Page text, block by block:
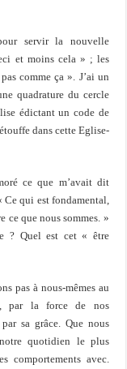
servir la nouvelle
et moins cela » ; les
comme ça ». J’ai un
quadrature du cercle
édictant un code de
dans cette Eglise-
ce que m’avait dit
qui est fondamental,
ce que nous sommes. »
? Quel est cet « être
pas à nous-mêmes au
par la force de nos
sa grâce. Que nous
quotidien le plus
comportements avec.